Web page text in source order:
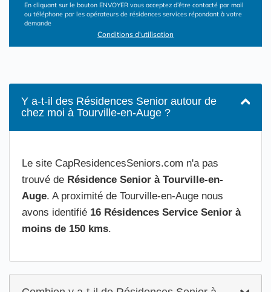
En cliquant sur le bouton ENVOYER vous acceptez d’être contacté par mail
ou téléphone par les opérateurs de résidences services répondant à votre
demande
Conditions d'utilisation
Y a-t-il des Résidences Senior autour de
chez moi à Tourville-en-Auge ?
Le site CapResidencesSeniors.com n'a pas
trouvé de Résidence Senior à Tourville-en-
Auge. A proximité de Tourville-en-Auge nous
avons identifié 16 Résidences Service Senior à
moins de 150 kms.